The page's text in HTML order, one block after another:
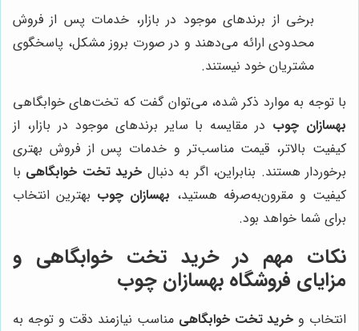
برخی از برندهای موجود در بازار، خدمات پس از فروش
محدودی ارائه می‌دهند و در صورت بروز مشکل، پاسخگوی
مشتریان خود نیستند.
با توجه به موارد ذکر شده، می‌توان گفت که تخت‌های خوابگاهی
بهسازان چوب در مقایسه با سایر برندهای موجود در بازار، از
کیفیت بالاتر، قیمت مناسب‌تر و خدمات پس از فروش بهتری
برخوردار هستند. بنابراین، اگر به دنبال خرید تخت خوابگاهی با
کیفیت و مقرون‌به‌صرفه هستید، بهسازان چوب بهترین انتخاب
برای شما خواهد بود.
نکات مهم در خرید تخت خوابگاهی و
مزایای فروشگاه بهسازان چوب
انتخاب و خرید تخت خوابگاهی مناسب نیازمند دقت و توجه به